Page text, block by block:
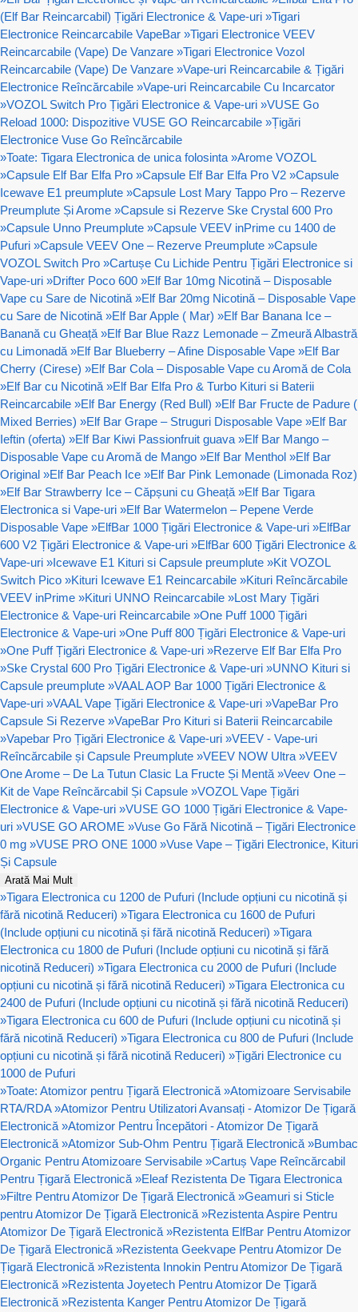
(Elf Bar Reincarcabil) Țigări Electronice & Vape-uri »Tigari
Electronice Reincarcabile VapeBar »Tigari Electronice VEEV
Reincarcabile (Vape) De Vanzare »Tigari Electronice Vozol
Reincarcabile (Vape) De Vanzare »Vape-uri Reincarcabile & Țigări
Electronice Reîncărcabile »Vape-uri Reincarcabile Cu Incarcator
»VOZOL Switch Pro Țigări Electronice & Vape-uri »VUSE Go
Reload 1000: Dispozitive VUSE GO Reincarcabile »Țigări
Electronice Vuse Go Reîncărcabile
»Toate: Tigara Electronica de unica folosinta »Arome VOZOL
»Capsule Elf Bar Elfa Pro »Capsule Elf Bar Elfa Pro V2 »Capsule
Icewave E1 preumplute »Capsule Lost Mary Tappo Pro – Rezerve
Preumplute Și Arome »Capsule si Rezerve Ske Crystal 600 Pro
»Capsule Unno Preumplute »Capsule VEEV inPrime cu 1400 de
Pufuri »Capsule VEEV One – Rezerve Preumplute »Capsule
VOZOL Switch Pro »Cartușe Cu Lichide Pentru Țigări Electronice si
Vape-uri »Drifter Poco 600 »Elf Bar 10mg Nicotină – Disposable
Vape cu Sare de Nicotină »Elf Bar 20mg Nicotină – Disposable Vape
cu Sare de Nicotină »Elf Bar Apple ( Mar) »Elf Bar Banana Ice –
Banană cu Gheață »Elf Bar Blue Razz Lemonade – Zmeură Albastră
cu Limonadă »Elf Bar Blueberry – Afine Disposable Vape »Elf Bar
Cherry (Cirese) »Elf Bar Cola – Disposable Vape cu Aromă de Cola
»Elf Bar cu Nicotină »Elf Bar Elfa Pro & Turbo Kituri si Baterii
Reincarcabile »Elf Bar Energy (Red Bull) »Elf Bar Fructe de Padure (
Mixed Berries) »Elf Bar Grape – Struguri Disposable Vape »Elf Bar
Ieftin (oferta) »Elf Bar Kiwi Passionfruit guava »Elf Bar Mango –
Disposable Vape cu Aromă de Mango »Elf Bar Menthol »Elf Bar
Original »Elf Bar Peach Ice »Elf Bar Pink Lemonade (Limonada Roz)
»Elf Bar Strawberry Ice – Căpșuni cu Gheață »Elf Bar Tigara
Electronica si Vape-uri »Elf Bar Watermelon – Pepene Verde
Disposable Vape »ElfBar 1000 Țigări Electronice & Vape-uri »ElfBar
600 V2 Țigări Electronice & Vape-uri »ElfBar 600 Țigări Electronice &
Vape-uri »Icewave E1 Kituri si Capsule preumplute »Kit VOZOL
Switch Pico »Kituri Icewave E1 Reincarcabile »Kituri Reîncărcabile
VEEV inPrime »Kituri UNNO Reincarcabile »Lost Mary Țigări
Electronice & Vape-uri Reincarcabile »One Puff 1000 Țigări
Electronice & Vape-uri »One Puff 800 Țigări Electronice & Vape-uri
»One Puff Țigări Electronice & Vape-uri »Rezerve Elf Bar Elfa Pro
»Ske Crystal 600 Pro Țigări Electronice & Vape-uri »UNNO Kituri si
Capsule preumplute »VAAL AOP Bar 1000 Țigări Electronice &
Vape-uri »VAAL Vape Țigări Electronice & Vape-uri »VapeBar Pro
Capsule Si Rezerve »VapeBar Pro Kituri si Baterii Reincarcabile
»Vapebar Pro Țigări Electronice & Vape-uri »VEEV - Vape-uri
Reîncărcabile și Capsule Preumplute »VEEV NOW Ultra »VEEV
One Arome – De La Tutun Clasic La Fructe Și Mentă »Veev One –
Kit de Vape Reîncărcabil Și Capsule »VOZOL Vape Țigări
Electronice & Vape-uri »VUSE GO 1000 Țigări Electronice & Vape-
uri »VUSE GO AROME »Vuse Go Fără Nicotină – Țigări Electronice
0 mg »VUSE PRO ONE 1000 »Vuse Vape – Țigări Electronice, Kituri
Și Capsule
Arată Mai Mult
»Tigara Electronica cu 1200 de Pufuri (Include opțiuni cu nicotină și
fără nicotină Reduceri) »Tigara Electronica cu 1600 de Pufuri
(Include opțiuni cu nicotină și fără nicotină Reduceri) »Tigara
Electronica cu 1800 de Pufuri (Include opțiuni cu nicotină și fără
nicotină Reduceri) »Tigara Electronica cu 2000 de Pufuri (Include
opțiuni cu nicotină și fără nicotină Reduceri) »Tigara Electronica cu
2400 de Pufuri (Include opțiuni cu nicotină și fără nicotină Reduceri)
»Tigara Electronica cu 600 de Pufuri (Include opțiuni cu nicotină și
fără nicotină Reduceri) »Tigara Electronica cu 800 de Pufuri (Include
opțiuni cu nicotină și fără nicotină Reduceri) »Țigări Electronice cu
1000 de Pufuri
»Toate: Atomizor pentru Țigară Electronică »Atomizoare Servisabile
RTA/RDA »Atomizor Pentru Utilizatori Avansați - Atomizor De Țigară
Electronică »Atomizor Pentru Începători - Atomizor De Țigară
Electronică »Atomizor Sub-Ohm Pentru Țigară Electronică »Bumbac
Organic Pentru Atomizoare Servisabile »Cartuș Vape Reîncărcabil
Pentru Țigară Electronică »Eleaf Rezistenta De Tigara Electronica
»Filtre Pentru Atomizor De Țigară Electronică »Geamuri si Sticle
pentru Atomizor De Țigară Electronică »Rezistenta Aspire Pentru
Atomizor De Țigară Electronică »Rezistenta ElfBar Pentru Atomizor
De Țigară Electronică »Rezistenta Geekvape Pentru Atomizor De
Țigară Electronică »Rezistenta Innokin Pentru Atomizor De Țigară
Electronică »Rezistenta Joyetech Pentru Atomizor De Țigară
Electronică »Rezistenta Kanger Pentru Atomizor De Țigară